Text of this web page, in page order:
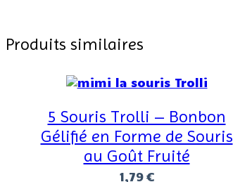
Produits similaires
5 Souris Trolli – Bonbon
Gélifié en Forme de Souris
au Goût Fruité
1,79 €